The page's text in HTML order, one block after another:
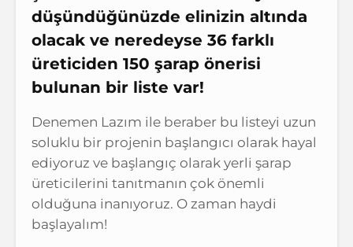
düşündüğünüzde elinizin altında
olacak ve neredeyse 36 farklı
üreticiden 150 şarap önerisi
bulunan bir liste var!
Denemen Lazım ile beraber bu listeyi uzun
soluklu bir projenin başlangıcı olarak hayal
ediyoruz ve başlangıç olarak yerli şarap
üreticilerini tanıtmanın çok önemli
olduğuna inanıyoruz. O zaman haydi
başlayalım!